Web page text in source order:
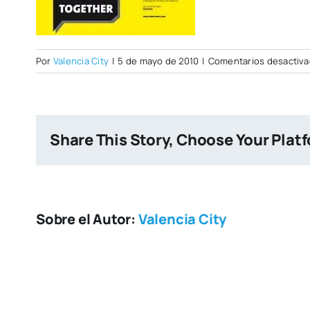
Por Valencia City | 5 de mayo de 2010 | Comentarios
Share This Story, Choose Your
Sobre el Autor: Valencia City